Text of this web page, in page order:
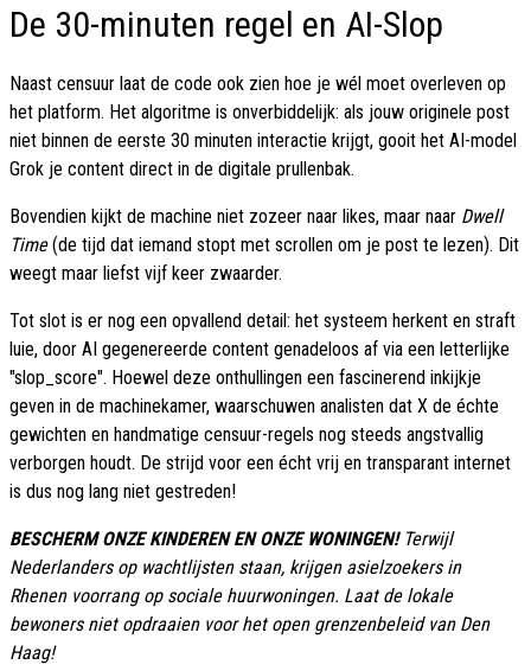
De 30-minuten regel en AI-Slop
Naast censuur laat de code ook zien hoe je wél moet overleven op
het platform. Het algoritme is onverbiddelijk: als jouw originele post
niet binnen de eerste 30 minuten interactie krijgt, gooit het AI-model
Grok je content direct in de digitale prullenbak.
Bovendien kijkt de machine niet zozeer naar likes, maar naar Dwell
Time(de tijd dat iemand stopt met scrollen om je post te lezen). Dit
weegt maar liefst vijf keer zwaarder.
Tot slot is er nog een opvallend detail: het systeem herkent en straft
luie, door AI gegenereerde content genadeloos af via een letterlijke
"slop_score". Hoewel deze onthullingen een fascinerend inkijkje
geven in de machinekamer, waarschuwen analisten dat X de échte
gewichten en handmatige censuur-regels nog steeds angstvallig
verborgen houdt. De strijd voor een écht vrij en transparant internet
is dus nog lang niet gestreden!
BESCHERM ONZE KINDEREN EN ONZE WONINGEN! Terwijl
Nederlanders op wachtlijsten staan, krijgen asielzoekers in
Rhenen voorrang op sociale huurwoningen. Laat de lokale
bewoners niet opdraaien voor het open grenzenbeleid van Den
Haag!